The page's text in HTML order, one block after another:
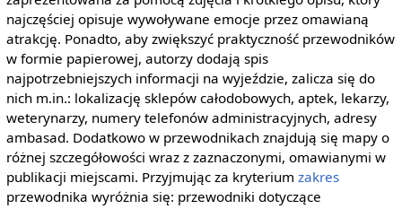
najczęściej opisuje wywoływane emocje przez omawianą
atrakcję. Ponadto, aby zwiększyć praktyczność przewodników
w formie papierowej, autorzy dodają spis
najpotrzebniejszych informacji na wyjeździe, zalicza się do
nich m.in.: lokalizację sklepów całodobowych, aptek, lekarzy,
weterynarzy, numery telefonów administracyjnych, adresy
ambasad. Dodatkowo w przewodnikach znajdują się mapy o
różnej szczegółowości wraz z zaznaczonymi, omawianymi w
publikacji miejscami. Przyjmując za kryterium zakres
przewodnika wyróżnia się: przewodniki dotyczące